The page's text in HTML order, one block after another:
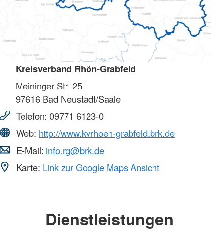
Kreisverband Rhön-Grabfeld
Meininger Str. 25
97616 Bad Neustadt/Saale
Telefon: 09771 6123-0
Web: http://www.kvrhoen-grabfeld.brk.de
E-Mail: info.rg@brk.de
Karte: Link zur Google Maps Ansicht
Dienstleistungen